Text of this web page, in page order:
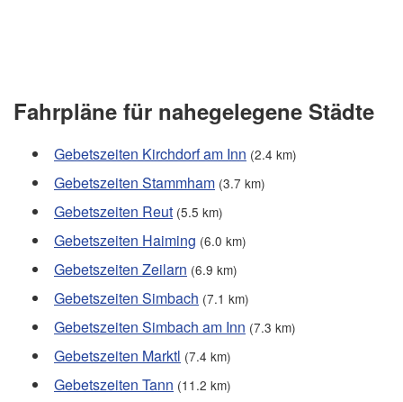
Fahrpläne für nahegelegene Städte
Gebetszeiten Kirchdorf am Inn (2.4 km)
Gebetszeiten Stammham (3.7 km)
Gebetszeiten Reut (5.5 km)
Gebetszeiten Haiming (6.0 km)
Gebetszeiten Zeilarn (6.9 km)
Gebetszeiten Simbach (7.1 km)
Gebetszeiten Simbach am Inn (7.3 km)
Gebetszeiten Marktl (7.4 km)
Gebetszeiten Tann (11.2 km)